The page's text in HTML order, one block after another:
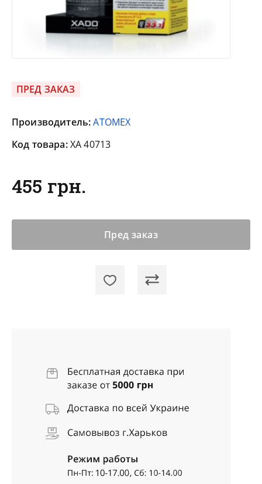
ПРЕД ЗАКАЗ
Производитель:ATOMEX
Код товара:XA 40713
455 грн.
Пред заказ